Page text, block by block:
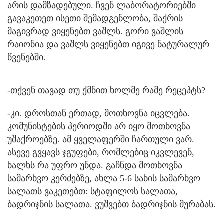
არის დამზადებული. ჩვენ ლაბორატორიებში
გავაკეთეთ ისეთი შემადგენლობა, შაქრის
მაგივრად ვიყენებთ ვაშლს. გორი ვაშლის
რაიონია და ვაშლს ვიყენებთ იგივე ნატურალურ
წვენებში.
-თქვენ თავად თუ ქმნით ხოლმე რამე რეცეპტს?
-კი. დროსთან ერთად, მოთხოვნა იცვლება.
კომუნისტების პერიოდში არ იყო მოთხოვნა
უშაქროებზე. ამ ყველაფერში ჩართული ვარ.
ასევე გვყავს ჯგუფები, რომლებიც იკვლევენ,
ხალხს რა უფრო უნდა. გაჩნდა მოთხოვნა
სამარხვო კერძებზე, ახლა 5-6 სახის სამარხვო
სალათს ვაკეთებთ: სტაფილოს სალათა,
ბადრიჯნის სალათა. ვუშვებთ ბადრიჯნის მურაბას.